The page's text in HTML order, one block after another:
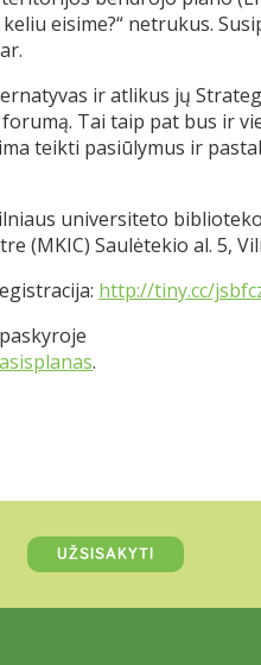
eisime?“ netrukus.
ir atlikus jų
Tai taip pat bus ir
teikti pasiūlymus ir
universiteto
(MKIC) Saulėtekio al. 5,
http://tiny.cc/
.